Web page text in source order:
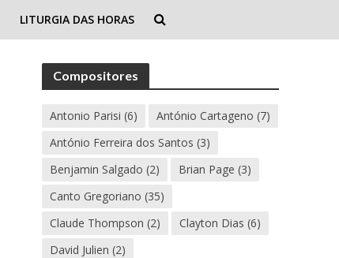
LITURGIA DAS HORAS
Compositores
Antonio Parisi (6) António Cartageno (7)
António Ferreira dos Santos (3)
Benjamin Salgado (2) Brian Page (3)
Canto Gregoriano (35)
Claude Thompson (2) Clayton Dias (6)
David Julien (2)